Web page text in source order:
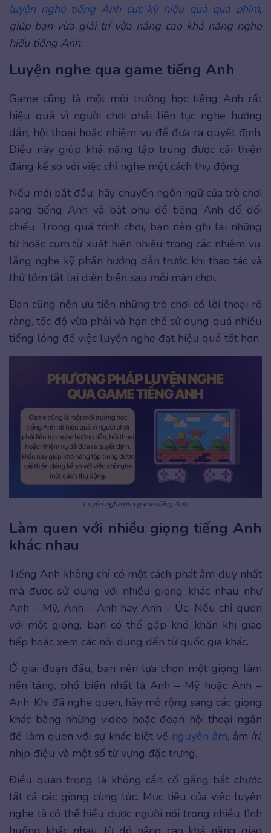
luyện nghe tiếng Anh cực kỳ hiệu quả qua phim,
giúp bạn vừa giải trí vừa nâng cao khả năng nghe
hiểu tiếng Anh.
Luyện nghe qua game tiếng Anh
Game cũng là một môi trường học tiếng Anh rất
hiệu quả vì người chơi phải liên tục nghe hướng
dẫn, hội thoại hoặc nhiệm vụ để đưa ra quyết định.
Điều này giúp khả năng tập trung được cải thiện
đáng kể so với việc chỉ nghe một cách thụ động.
Nếu mới bắt đầu, hãy chuyển ngôn ngữ của trò chơi
sang tiếng Anh và bật phụ đề tiếng Anh để đối
chiếu. Trong quá trình chơi, bạn nên ghi lại những
từ hoặc cụm từ xuất hiện nhiều trong các nhiệm vụ,
lắng nghe kỹ phần hướng dẫn trước khi thao tác và
thử tóm tắt lại diễn biến sau mỗi màn chơi.
Bạn cũng nên ưu tiên những trò chơi có lời thoại rõ
ràng, tốc độ vừa phải và hạn chế sử dụng quá nhiều
tiếng lóng để việc luyện nghe đạt hiệu quả tốt hơn.
Luyện nghe qua game tiếng Anh
Làm quen với nhiều giọng tiếng Anh
khác nhau
Tiếng Anh không chỉ có một cách phát âm duy nhất
mà được sử dụng với nhiều giọng khác nhau như
Anh – Mỹ, Anh – Anh hay Anh – Úc. Nếu chỉ quen
với một giọng, bạn có thể gặp khó khăn khi giao
tiếp hoặc xem các nội dung đến từ quốc gia khác.
Ở giai đoạn đầu, bạn nên lựa chọn một giọng làm
nền tảng, phổ biến nhất là Anh – Mỹ hoặc Anh –
Anh. Khi đã nghe quen, hãy mở rộng sang các giọng
khác bằng những video hoặc đoạn hội thoại ngắn
để làm quen với sự khác biệt về nguyên âm, âm /r/,
nhịp điệu và một số từ vựng đặc trưng.
Điều quan trọng là không cần cố gắng bắt chước
tất cả các giọng cùng lúc. Mục tiêu của việc luyện
nghe là có thể hiểu được người nói trong nhiều tình